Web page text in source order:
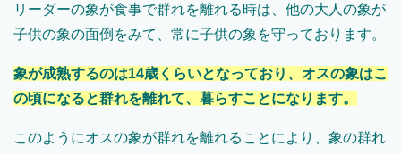
リーダーの象が食事で群れを離れる時は、他の大人の象が
子供の象の面倒をみて、常に子供の象を守っております。
象が成熟するのは14歳くらいとなっており、オスの象はこ
の頃になると群れを離れて、暮らすことになります。
このようにオスの象が群れを離れることにより、象の群れ